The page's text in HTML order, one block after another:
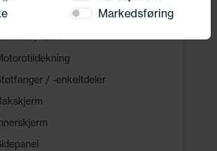
bakdel
/ lokk
/ -enkeltdeler
Markedsføring